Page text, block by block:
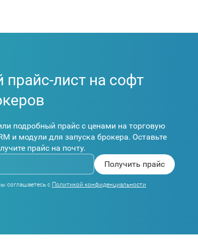
лист на софт
подробный прайс с ценами на торговую
и модули для запуска брокера. Оставьте
прайс на почту.
соглашаетесь с Политикой конфиденциальности